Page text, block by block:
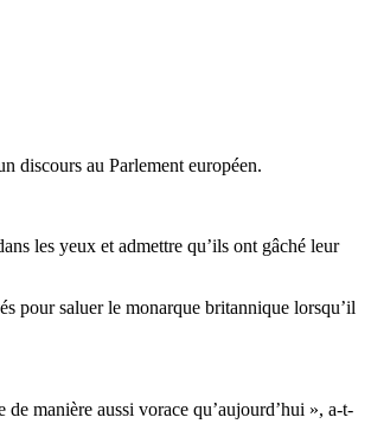
discours au Parlement européen.
les yeux et admettre qu’ils ont gâché leur
pour saluer le monarque britannique lorsqu’il
manière aussi vorace qu’aujourd’hui », a-t-